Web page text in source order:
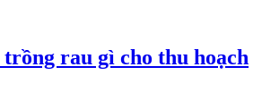
rau gì cho thu hoạch